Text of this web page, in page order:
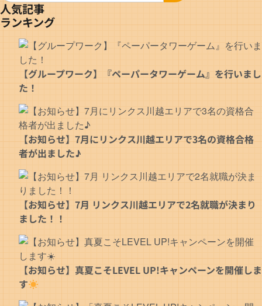
人気記事
ランキング
【グループワーク】『ペーパータワーゲーム』を行いまし
た！
【お知らせ】7月にリンクス川越エリアで3名の資格合格
者が出ました♪
【お知らせ】7月 リンクス川越エリアで2名就職が決まり
ました！！
【お知らせ】真夏こそLEVEL UP!キャンペーンを開催しま
す